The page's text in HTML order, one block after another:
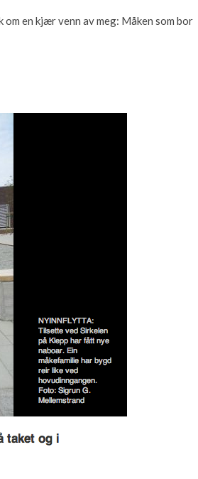
en kjær venn av meg: Måken som bor